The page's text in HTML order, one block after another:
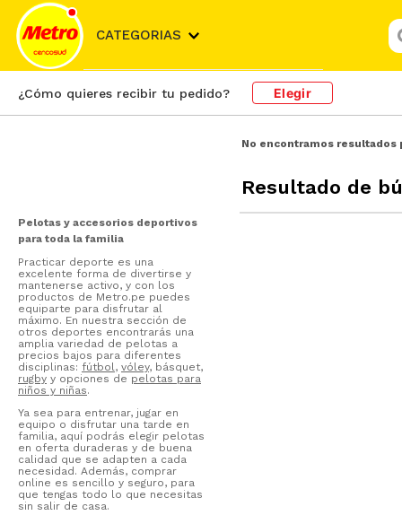
CATEGORIAS
¿Cómo quieres recibir tu pedido? Elegir
No encontramos resultados
Resultado de
Pelotas y accesorios deportivos
para toda la familia
Practicar deporte es una
excelente forma de divertirse y
mantenerse activo, y con los
productos de Metro.pe puedes
equiparte para disfrutar al
máximo. En nuestra sección de
otros deportes encontrarás una
amplia variedad de pelotas a
precios bajos para diferentes
disciplinas: fútbol, vóley, básquet,
rugby y opciones de pelotas para
niños y niñas.
Ya sea para entrenar, jugar en
equipo o disfrutar una tarde en
familia, aquí podrás elegir pelotas
en oferta duraderas y de buena
calidad que se adapten a cada
necesidad. Además, comprar
online es sencillo y seguro, para
que tengas todo lo que necesitas
sin salir de casa.